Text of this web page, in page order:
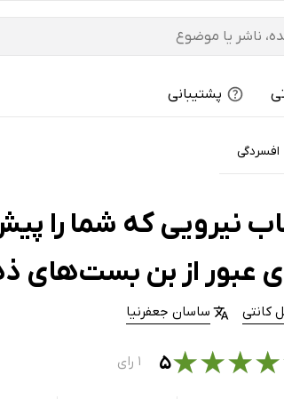
پشتیبانی
افسردگی
نیرویی که شما را
عبور از بن بست‌های
کانتی ساسان جعفرنیا
★
★
★
★۵ ۱ رای